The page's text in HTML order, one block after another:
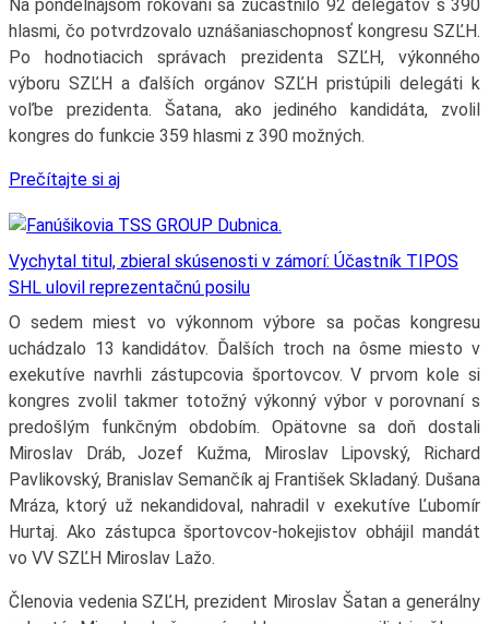
Na pondelňajšom rokovaní sa zúčastnilo 92 delegátov s 390
hlasmi, čo potvrdzovalo uznášaniaschopnosť kongresu SZĽH.
Po hodnotiacich správach prezidenta SZĽH, výkonného
výboru SZĽH a ďalších orgánov SZĽH pristúpili delegáti k
voľbe prezidenta. Šatana, ako jediného kandidáta, zvolil
kongres do funkcie 359 hlasmi z 390 možných.
Prečítajte si aj
Vychytal titul, zbieral skúsenosti v zámorí: Účastník TIPOS
SHL ulovil reprezentačnú posilu
O sedem miest vo výkonnom výbore sa počas kongresu
uchádzalo 13 kandidátov. Ďalších troch na ôsme miesto v
exekutíve navrhli zástupcovia športovcov. V prvom kole si
kongres zvolil takmer totožný výkonný výbor v porovnaní s
predošlým funkčným obdobím. Opätovne sa doň dostali
Miroslav Dráb, Jozef Kužma, Miroslav Lipovský, Richard
Pavlikovský, Branislav Semančík aj František Skladaný. Dušana
Mráza, ktorý už nekandidoval, nahradil v exekutíve Ľubomír
Hurtaj. Ako zástupca športovcov-hokejistov obhájil mandát
vo VV SZĽH Miroslav Lažo.
Členovia vedenia SZĽH, prezident Miroslav Šatan a generálny